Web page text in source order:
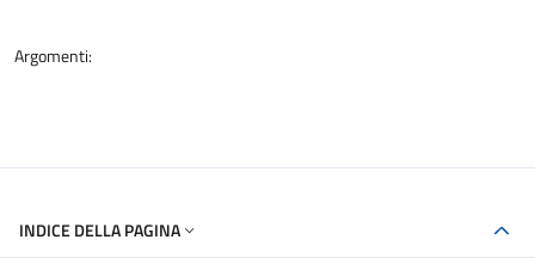
Argomenti:
INDICE DELLA PAGINA